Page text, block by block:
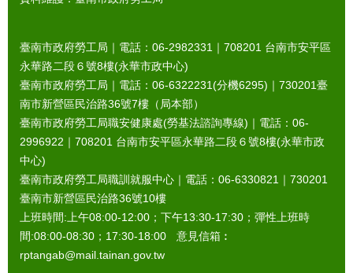
臺南市政府勞工局｜電話：06-2982331｜ 708201 台南市安平區
永華路二段６號8樓(永華市政中心)
臺南市政府勞工局｜電話：06-6322231(分機6295)｜ 730201臺
南市新營區民治路36號7樓（局本部）
臺南市政府勞工局職安健康處(勞基法諮詢專線)｜電話：06-
2996922｜ 708201 台南市安平區永華路二段６號8樓(永華市政
中心)
臺南市政府勞工局職訓就服中心｜電話：06-6330821｜ 730201
臺南市新營區民治路36號10樓
上班時間:上午08:00-12:00；下午13:30-17:30；彈性上班時
間:08:00-08:30；17:30-18:00 意見信箱︰
rptangab@mail.tainan.gov.tw